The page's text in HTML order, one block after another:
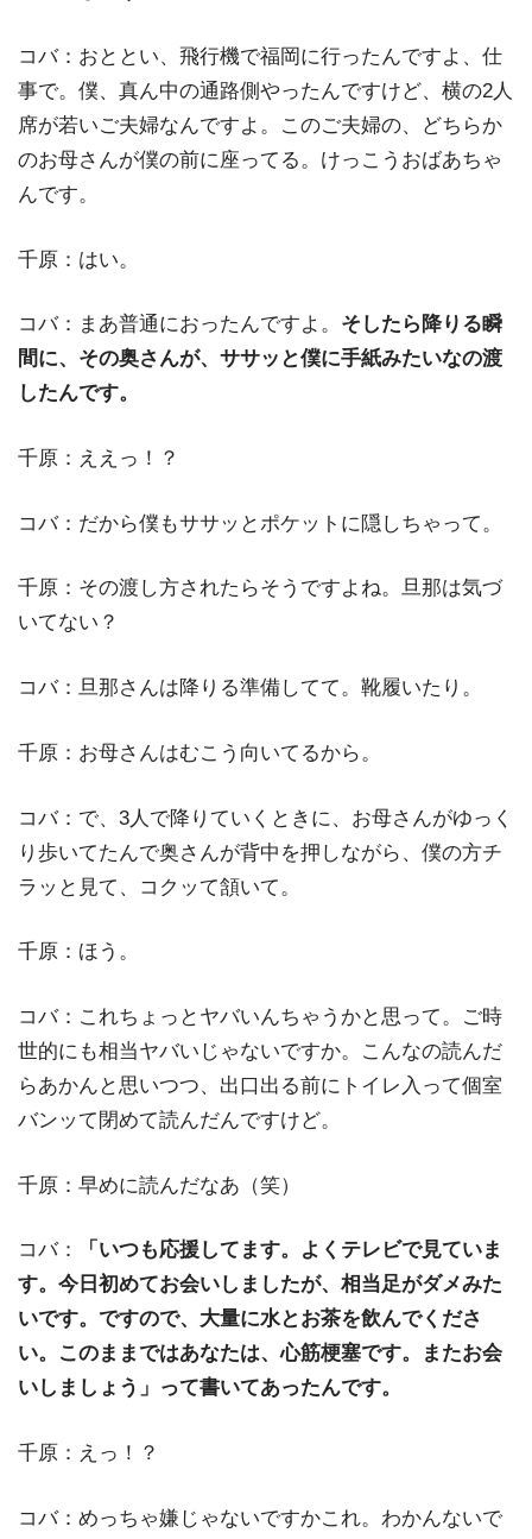
コバ：おととい、飛行機で福岡に行ったんですよ、仕
事で。僕、真ん中の通路側やったんですけど、横の2人
席が若いご夫婦なんですよ。このご夫婦の、どちらか
のお母さんが僕の前に座ってる。けっこうおばあちゃ
んです。
千原：はい。
コバ：まあ普通におったんですよ。 そしたら降りる瞬
間に、その奥さんが、ササッと僕に手紙みたいなの渡
したんです。
千原：ええっ！？
コバ：だから僕もササッとポケットに隠しちゃって。
千原：その渡し方されたらそうですよね。旦那は気づ
いてない？
コバ：旦那さんは降りる準備してて。靴履いたり。
千原：お母さんはむこう向いてるから。
コバ：で、3人で降りていくときに、お母さんがゆっく
り歩いてたんで奥さんが背中を押しながら、僕の方チ
ラッと見て、コクッて頷いて。
千原：ほう。
コバ：これちょっとヤバいんちゃうかと思って。ご時
世的にも相当ヤバいじゃないですか。こんなの読んだ
らあかんと思いつつ、出口出る前にトイレ入って個室
バンッて閉めて読んだんですけど。
千原：早めに読んだなあ（笑）
コバ：
「いつも応援してます。よくテレビで見ていま
す。今日初めてお会いしましたが、相当足がダメみた
いです。ですので、大量に水とお茶を飲んでくださ
い。このままではあなたは、心筋梗塞です。またお会
いしましょう」って書いてあったんです。
千原：えっ！？
コバ：めっちゃ嫌じゃないですかこれ。わかんないで